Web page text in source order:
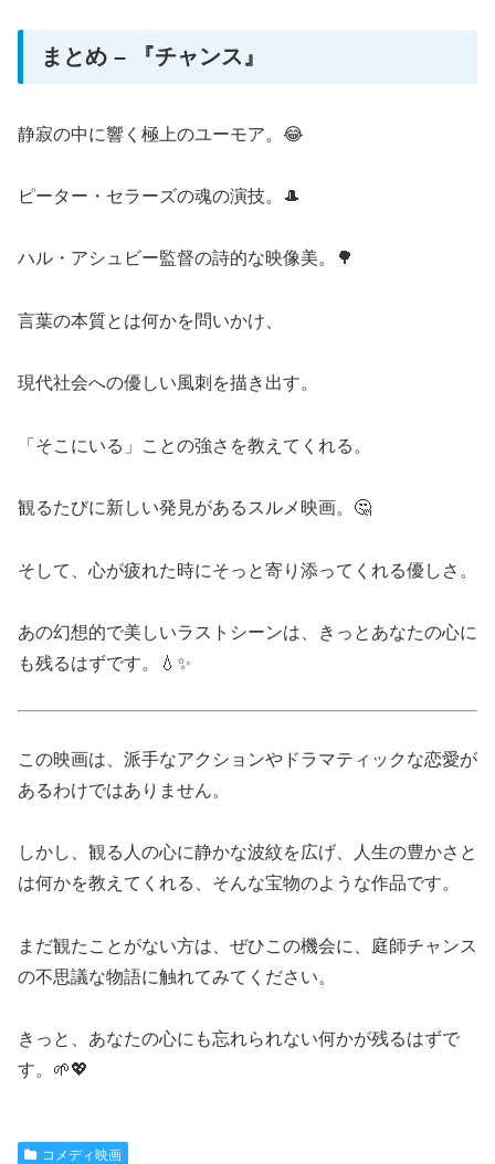
まとめ – 『チャンス』
静寂の中に響く極上のユーモア。😂
ピーター・セラーズの魂の演技。🎩
ハル・アシュビー監督の詩的な映像美。🌳
言葉の本質とは何かを問いかけ、
現代社会への優しい風刺を描き出す。
「そこにいる」ことの強さを教えてくれる。
観るたびに新しい発見があるスルメ映画。🤔
そして、心が疲れた時にそっと寄り添ってくれる優しさ。
あの幻想的で美しいラストシーンは、きっとあなたの心に
も残るはずです。💧✨
この映画は、派手なアクションやドラマティックな恋愛が
あるわけではありません。
しかし、観る人の心に静かな波紋を広げ、人生の豊かさと
は何かを教えてくれる、そんな宝物のような作品です。
まだ観たことがない方は、ぜひこの機会に、庭師チャンス
の不思議な物語に触れてみてください。
きっと、あなたの心にも忘れられない何かが残るはずで
す。🌱💖
コメディ映画